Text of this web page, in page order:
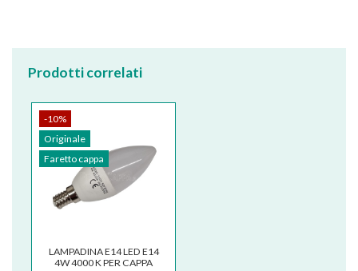
Prodotti correlati
-10%
Originale
Faretto cappa
LAMPADINA E14 LED E14
4W 4000 K PER CAPPA